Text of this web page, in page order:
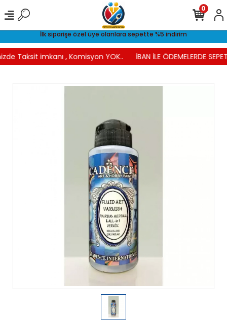
İlk siparişe özel üye olanlara sepette %5 indirim
Taksit imkanı , Komisyon YOK.. İBAN İLE ÖDEMELERDE
0